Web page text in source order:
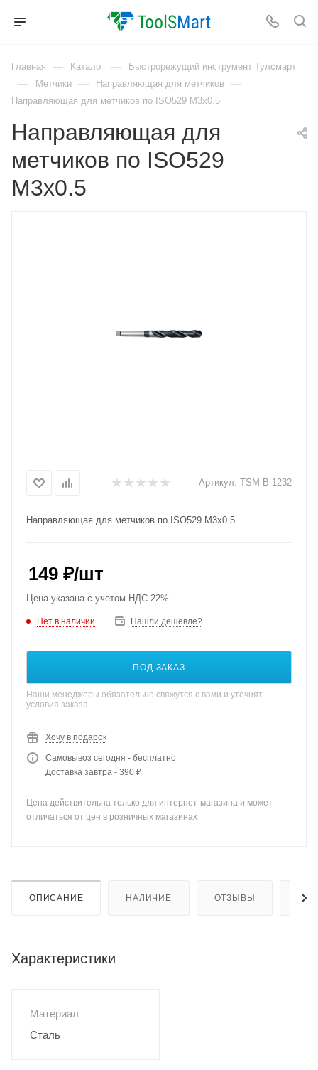
Главная — Каталог — Быстрорежущий инструмент Тулсмарт
— Метчики — Направляющая для метчиков —
Направляющая для метчиков по ISO529 M3x0.5
Направляющая для
метчиков по ISO529
M3x0.5
Артикул: TSM-B-1232
Направляющая для метчиков по ISO529 M3x0.5
149 ₽/шт
Цена указана с учетом НДС 22%
Нет в наличии Нашли дешевле?
ПОД ЗАКАЗ
Наши менеджеры обязательно свяжутся с вами и уточнят
условия заказа
Хочу в подарок
Самовывоз сегодня - бесплатно
Доставка завтра - 390 ₽
Цена действительна только для интернет-магазина и может
отличаться от цен в розничных магазинах
ОПИСАНИЕ НАЛИЧИЕ ОТЗЫВЫ
Характеристики
Материал
Сталь